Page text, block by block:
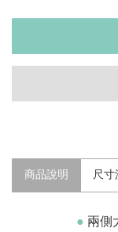
商品說明 尺寸
● 兩側